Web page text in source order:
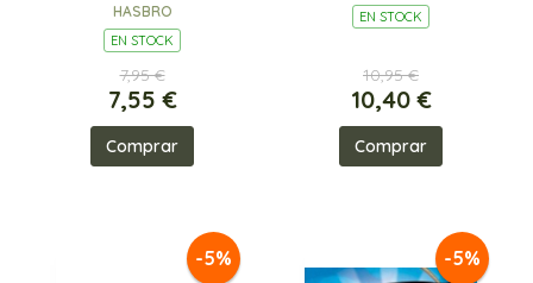
ACTIVIDADES - LOS
VESTIDOS
HASBRO
EN STOCK
7,95 €
7,55 €
Comprar
EN STOCK
10,95 €
10,40 €
Comprar
-5% -5%